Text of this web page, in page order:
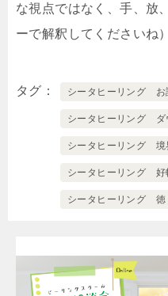
な視点ではなく、手、放
ーで解釈してくださいね）
タグ シータヒーリング お
シータヒーリング ダ
シータヒーリング 境
シータヒーリング 好
シータヒーリング 徳